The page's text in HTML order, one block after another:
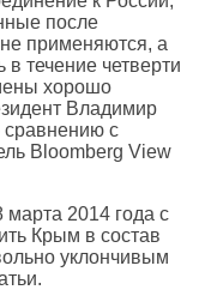
после
применяются, а
течение четверти
хорошо
Владимир
сравнению с
Bloomberg View
2014 года с
Крым в состав
уклончивым